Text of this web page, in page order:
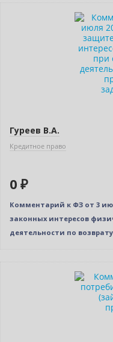
Гуреев В.А.
Кредитное право
0 ₽
Комментарий к ФЗ от 3
законных интересов
деятельности по